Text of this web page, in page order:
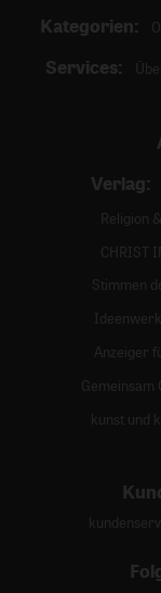
Kategorien:
Services:
Verlag:
Religion
CHRIST
Stimmen
Anzeiger
Gemeinsam
kunst und